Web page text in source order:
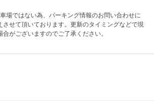
場ではない為、パーキング情報のお問い合わせに
させて頂いております。更新のタイミングなどで現
がございますのでご了承ください。